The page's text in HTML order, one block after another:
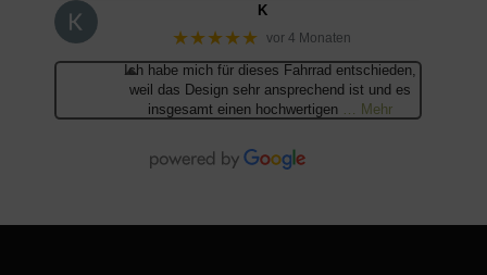
K
★★★★★ vor 4 Monaten
Ich habe mich für dieses Fahrrad entschieden,
weil das Design sehr ansprechend ist und es
insgesamt einen hochwertigen … Mehr